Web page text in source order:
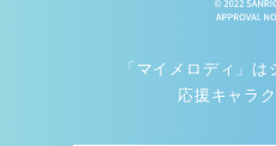
「マイメロディ」
応援キャラ